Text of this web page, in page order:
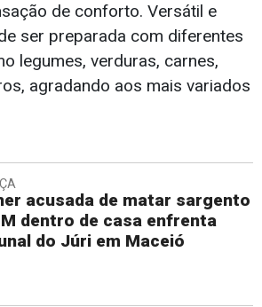
de conforto. Versátil e
ser preparada com diferentes
legumes, verduras, carnes,
agradando aos mais variados
acusada de matar sargento
dentro de casa enfrenta
do Júri em Maceió